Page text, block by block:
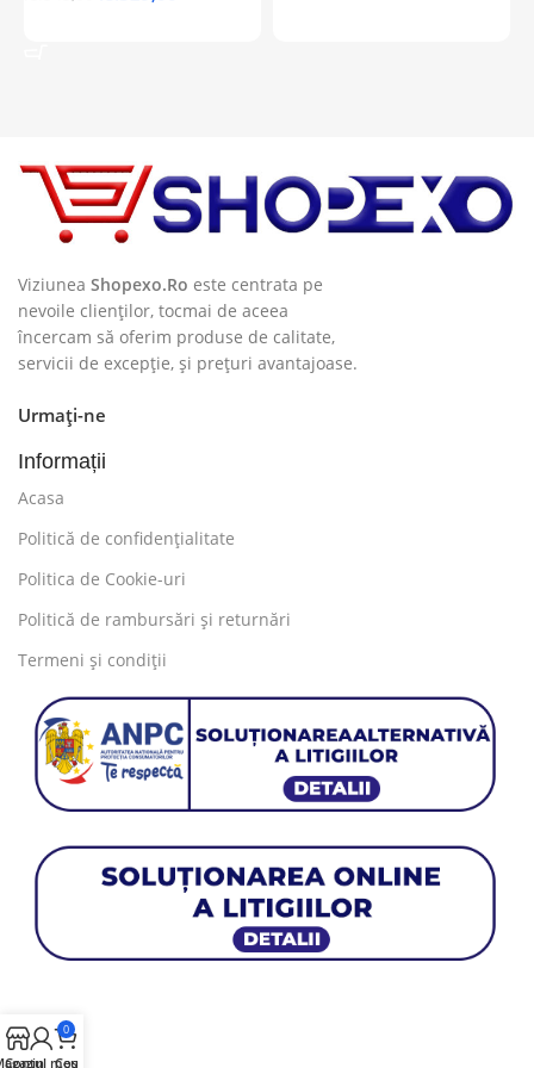
Viziunea Shopexo.Ro este centrata pe
nevoile clienților, tocmai de aceea
încercam să oferim produse de calitate,
servicii de excepție, și prețuri avantajoase.
Urmați-ne
Informații
Acasa
Politică de confidențialitate
Politica de Cookie-uri
Politică de rambursări și returnări
Termeni și condiții
Contul meu
0
Coș